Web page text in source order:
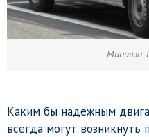
Минивэн
Каким бы надежным
всегда могут